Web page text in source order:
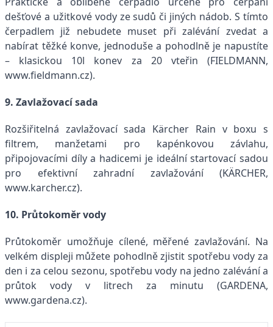
dešťové a užitkové vody ze sudů či jiných nádob. S tímto
čerpadlem již nebudete muset při zalévání zvedat a
nabírat těžké konve, jednoduše a pohodlně je napustíte
– klasickou 10l konev za 20 vteřin (FIELDMANN,
www.fieldmann.cz).
9. Zavlažovací sada
Rozšiřitelná zavlažovací sada Kärcher Rain v boxu s
filtrem, manžetami pro kapénkovou závlahu,
připojovacími díly a hadicemi je ideální startovací sadou
pro efektivní zahradní zavlažování (KÄRCHER,
www.karcher.cz).
10. Průtokoměr vody
Průtokoměr umožňuje cílené, měřené zavlažování. Na
velkém displeji můžete pohodlně zjistit spotřebu vody za
den i za celou sezonu, spotřebu vody na jedno zalévání a
průtok vody v litrech za minutu (GARDENA,
www.gardena.cz).